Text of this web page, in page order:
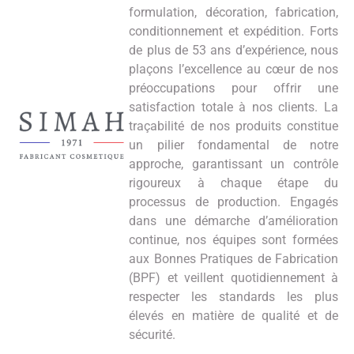
formulation, décoration, fabrication,
conditionnement et expédition. Forts
de plus de 53 ans d’expérience, nous
plaçons l’excellence au cœur de nos
préoccupations pour offrir une
satisfaction totale à nos clients. La
traçabilité de nos produits constitue
un pilier fondamental de notre
approche, garantissant un contrôle
rigoureux à chaque étape du
processus de production. Engagés
dans une démarche d’amélioration
continue, nos équipes sont formées
aux Bonnes Pratiques de Fabrication
(BPF) et veillent quotidiennement à
respecter les standards les plus
élevés en matière de qualité et de
sécurité.